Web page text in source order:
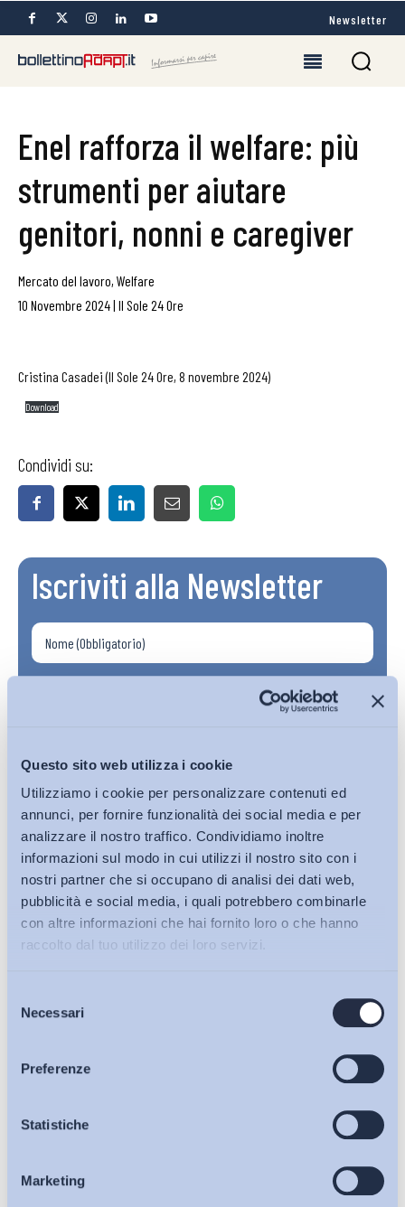
Questo sito web utilizza i cookie
Utilizziamo i cookie per personalizzare contenuti ed
annunci, per fornire funzionalità dei social media e per
analizzare il nostro traffico. Condividiamo inoltre
informazioni sul modo in cui utilizzi il nostro sito con i
nostri partner che si occupano di analisi dei dati web,
pubblicità e social media, i quali potrebbero combinarle
con altre informazioni che hai fornito loro o che hanno
raccolto dal tuo utilizzo dei loro servizi.
delNecessari
Preferenze
Statistiche
Marketing
Bollettini ADAPT
Articoli
Osservatori
Eventi
Newsletter
Enel rafforza il welfare: più
strumenti per aiutare
genitori, nonni e caregiver
Mercato del lavoro, Welfare
10 Novembre 2024| Il Sole 24 Ore
Cristina Casadei (Il Sole 24 Ore, 8 novembre 2024)
Download
Condividi su:
Iscriviti alla Newsletter
sulla pagina della
Iscriviti